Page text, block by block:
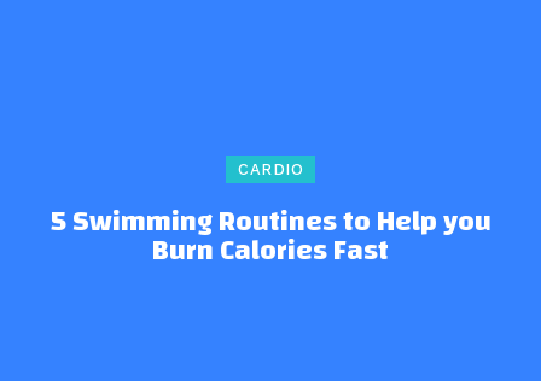
CARDIO
5 Swimming Routines to Help you
Burn Calories Fast